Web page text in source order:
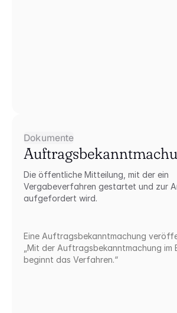
Dokumente
Die öffentliche Mitteilung, mit der ein
Vergabeverfahren gestartet und zur
aufgefordert wird.
Eine Auftragsbekanntmachung
„Mit der Auftragsbekanntmachung im
beginnt das Verfahren.“